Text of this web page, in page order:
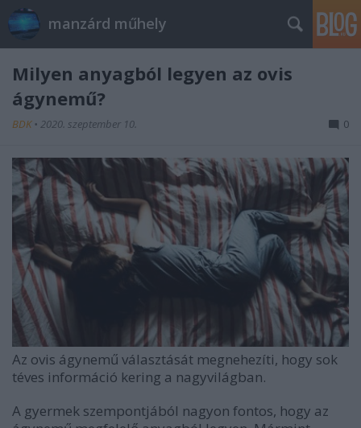
manzárd műhely
Milyen anyagból legyen az ovis
ágynemű?
BDK • 2020. szeptember 10. 0
Az ovis ágynemű választását megnehezíti, hogy sok
téves információ kering a nagyvilágban.
A gyermek szempontjából nagyon fontos, hogy az